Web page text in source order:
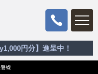
円分】進呈中！
線